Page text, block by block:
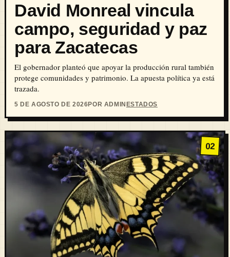
David Monreal vincula
campo, seguridad y paz
para Zacatecas
El gobernador planteó que apoyar la producción rural también
protege comunidades y patrimonio. La apuesta política ya está
trazada.
5 DE AGOSTO DE 2026POR ADMIN ESTADOS
02